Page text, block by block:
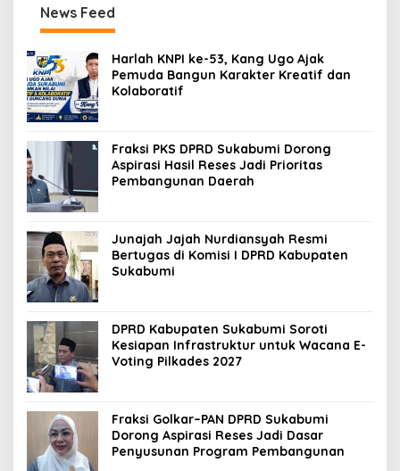
News Feed
Harlah KNPI ke-53, Kang Ugo Ajak
Pemuda Bangun Karakter Kreatif dan
Kolaboratif
Fraksi PKS DPRD Sukabumi Dorong
Aspirasi Hasil Reses Jadi Prioritas
Pembangunan Daerah
Junajah Jajah Nurdiansyah Resmi
Bertugas di Komisi I DPRD Kabupaten
Sukabumi
DPRD Kabupaten Sukabumi Soroti
Kesiapan Infrastruktur untuk Wacana E-
Voting Pilkades 2027
Fraksi Golkar–PAN DPRD Sukabumi
Dorong Aspirasi Reses Jadi Dasar
Penyusunan Program Pembangunan